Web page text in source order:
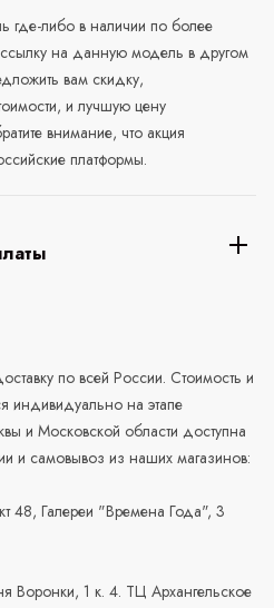
либо в наличии по более
ссылку на данную модель в другом
вам скидку,
и лучшую цену
внимание, что акция
платформы.
по всей России. Стоимость и
индивидуально на этапе
и Московской области доступна
и самовывоз из наших магазинов:
48, Галереи "Времена Года", 3
Воронки, 1 к. 4. ТЦ Архангельское